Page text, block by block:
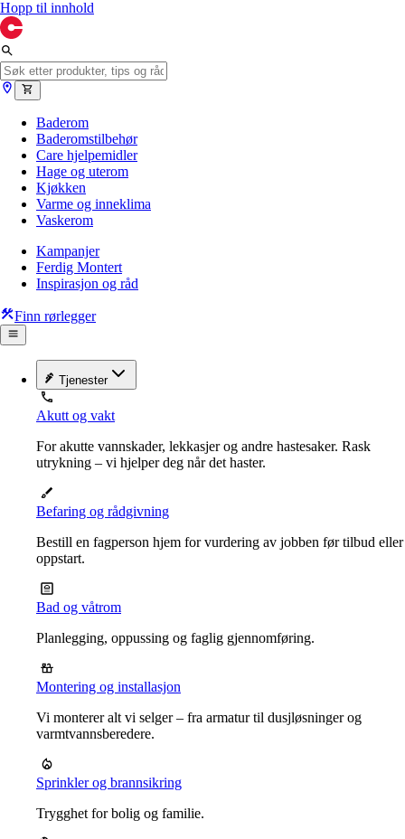
Hopp til innhold
Baderom
Baderomstilbehør
Care hjelpemidler
Hage og uterom
Kjøkken
Varme og inneklima
Vaskerom
Kampanjer
Ferdig Montert
Inspirasjon og råd
Finn rørlegger
Tjenester
Akutt og vakt
For akutte vannskader, lekkasjer og andre hastesaker. Rask
utrykning – vi hjelper deg når det haster.
Befaring og rådgivning
Bestill en fagperson hjem for vurdering av jobben før tilbud eller
oppstart.
Bad og våtrom
Planlegging, oppussing og faglig gjennomføring.
Montering og installasjon
Vi monterer alt vi selger – fra armatur til dusjløsninger og
varmtvannsberedere.
Sprinkler og brannsikring
Trygghet for bolig og familie.